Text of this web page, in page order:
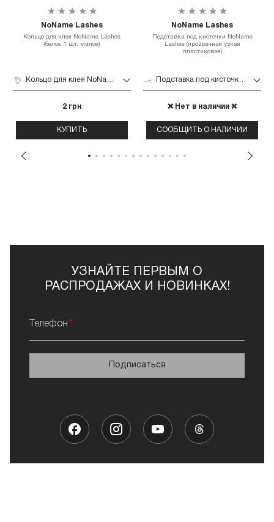
NoName Lashes
Кольцо для клея NoName Lashes
(белое 1 шт. малое)
2 грн
КУПИТЬ
NoName Lashes
Подставка под кисточки NoName
Lashes (прозрачная узкая
пластиковая)
❌ Нет в наличии ❌
СООБЩИТЬ О НАЛИЧИИ
УЗНАЙТЕ ПЕРВЫМ О
РАСПРОДАЖАХ И НОВИНКАХ!
Телефон
Подписаться